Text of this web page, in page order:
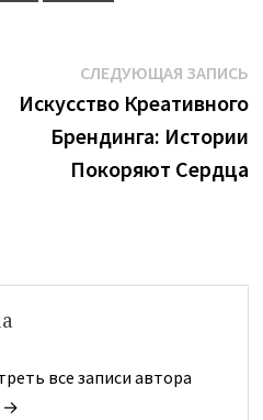
СЛЕДУЮЩАЯ ЗАПИСЬ
Искусство Креативного
Брендинга: Истории
Покоряют Сердца
все записи автора
→